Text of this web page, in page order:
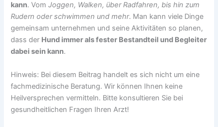
kann. VomJoggen, Walken, über Radfahren, bis hin zum
Rudern oder schwimmen und mehr. Man kann viele Dinge
gemeinsam unternehmen und seine Aktivitäten so planen,
dass der Hund immer als fester Bestandteil und Begleiter
dabei sein kann.
Hinweis: Bei diesem Beitrag handelt es sich nicht um eine
fachmedizinische Beratung. Wir können Ihnen keine
Heilversprechen vermitteln. Bitte konsultieren Sie bei
gesundheitlichen Fragen Ihren Arzt!